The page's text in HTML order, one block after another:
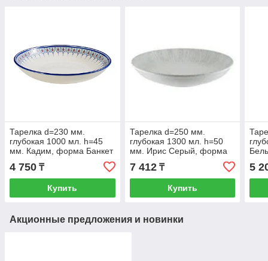
Тарелка d=230 мм.
глубокая 1000 мл. h=45
мм. Кадим, форма Банкет
Bonna /1/6/558/ (Код ТН
ВЭД: 691110
4 750 ₸
Купить
Тарелка d=250 мм.
глубокая 1300 мл. h=50
мм. Ирис Серый, форма
Банкет /1/6/432
7 412₸
Купить
5
Акционные предложения и новинки